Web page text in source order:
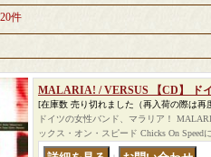
20件
MALARIA! / VERSUS 【CD】 ド
[在庫数 売り切れました（再入荷の際は再
ドイツの女性バンド、マラリア！
ックス・オン・スピード Chicks On